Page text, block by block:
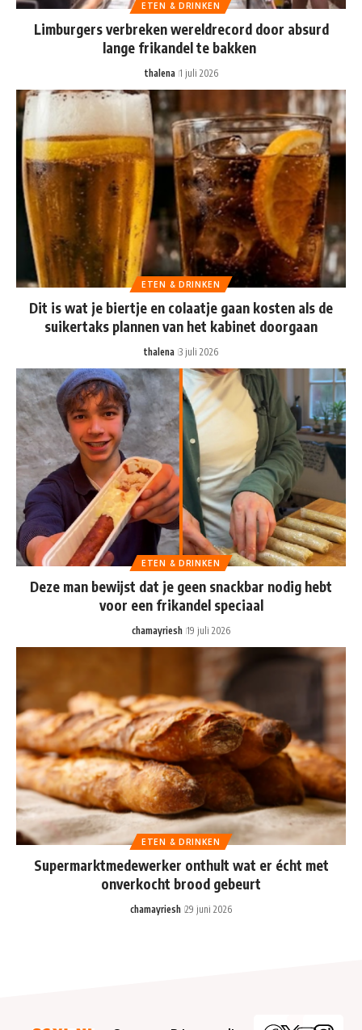
ETEN & DRINKEN
Limburgers verbreken wereldrecord door absurd
lange frikandel te bakken
thalena 1 juli 2026
ETEN & DRINKEN
Dit is wat je biertje en colaatje gaan kosten als de
suikertaks plannen van het kabinet doorgaan
thalena 3 juli 2026
ETEN & DRINKEN
Deze man bewijst dat je geen snackbar nodig hebt
voor een frikandel speciaal
chamayriesh 19 juli 2026
ETEN & DRINKEN
Supermarktmedewerker onthult wat er écht met
onverkocht brood gebeurt
chamayriesh 29 juni 2026